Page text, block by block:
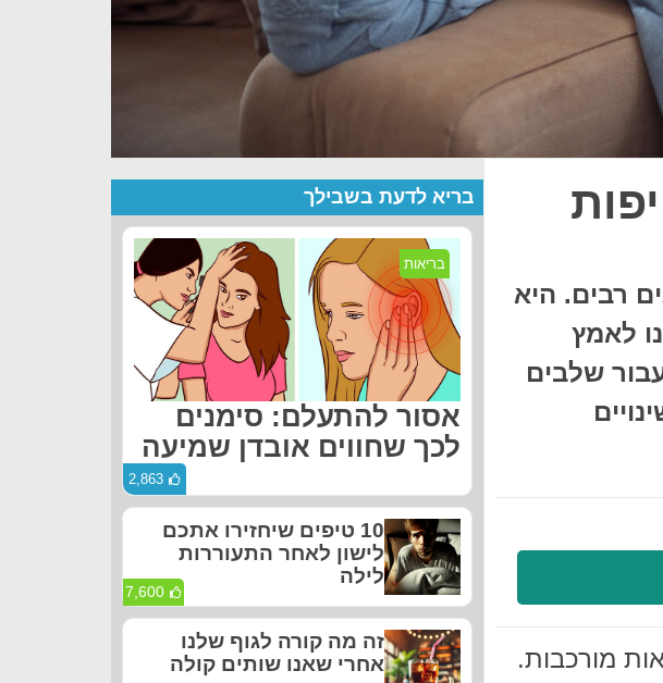
רבים. היא
לאמץ
שלבים
מורכבות.
בריא לדעת בשבילך
בריאות
אסור להתעלם: סימנים
לכך שחווים אובדן שמיעה
2,863
10 טיפים שיחזירו אתכם
לישון לאחר התעוררות
לילה
7,600
זה מה קורה לגוף שלנו
אחרי שאנו שותים קולה